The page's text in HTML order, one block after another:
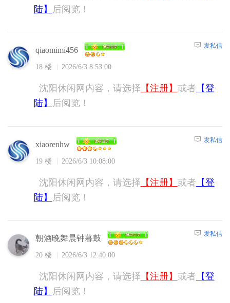
陆】
后阅览！
qiaomimi456
18 楼 2026/6/3 8:53:00
发私信
沈阳休闲网内容，请选择 【注册】 或者 【登
陆】
后阅览！
xiaorenhw
19 楼 2026/6/3 10:08:00
发私信
沈阳休闲网内容，请选择 【注册】 或者 【登
陆】
后阅览！
朝酒晚舞晨钟暮鼓
20 楼 2026/6/3 12:40:00
发私信
沈阳休闲网内容，请选择 【注册】 或者 【登
陆】
后阅览！